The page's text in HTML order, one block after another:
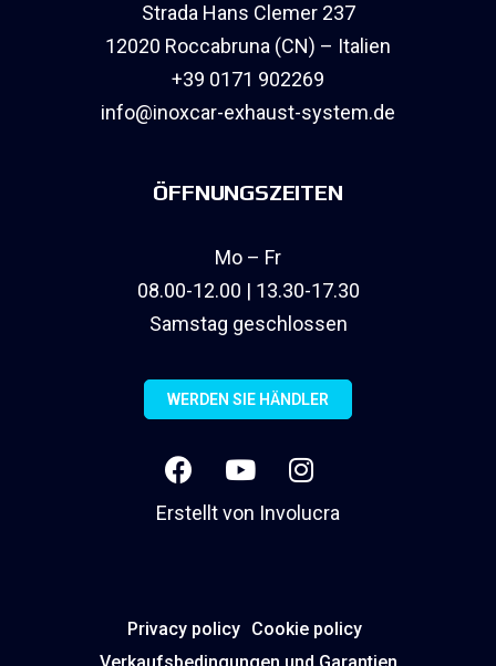
Strada Hans Clemer 237
12020 Roccabruna (CN) – Italien
+39 0171 902269
info@inoxcar-exhaust-system.de
ÖFFNUNGSZEITEN
Mo – Fr
08.00-12.00 | 13.30-17.30
Samstag geschlossen
WERDEN SIE HÄNDLER
Erstellt von Involucra
Privacy policy Cookie policy